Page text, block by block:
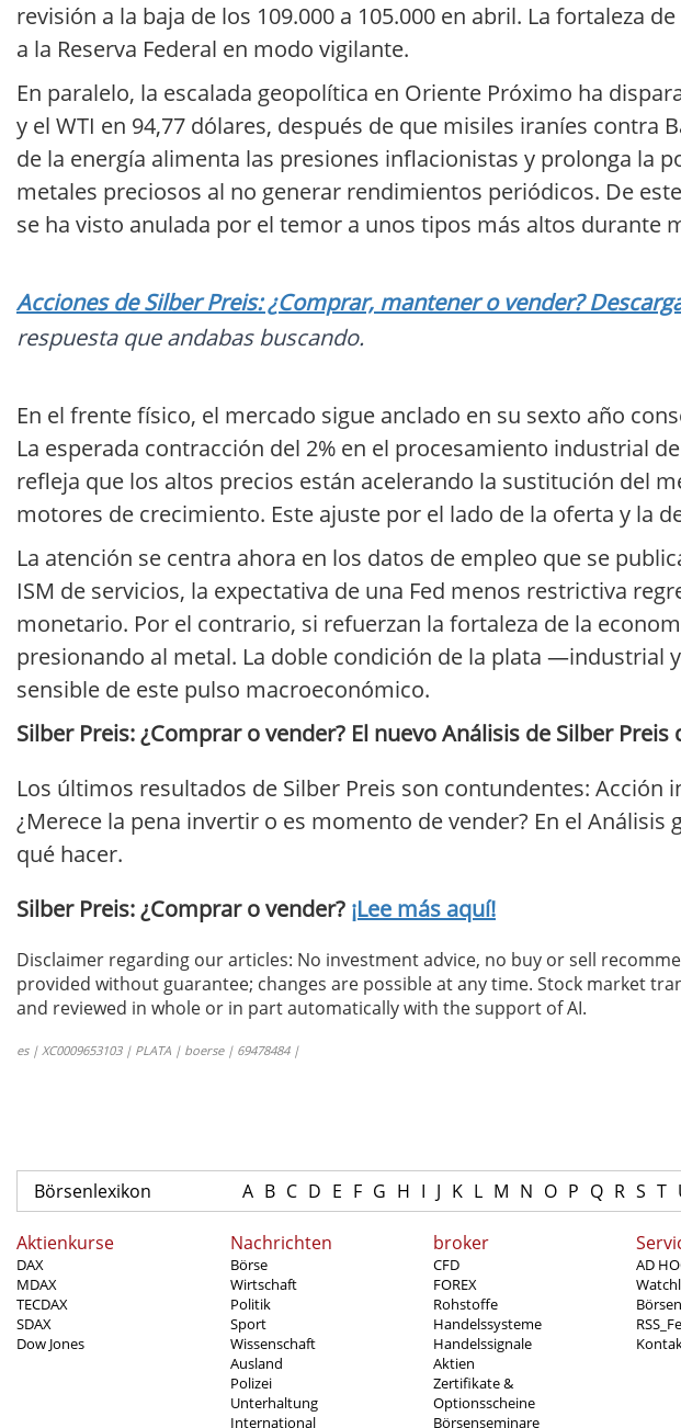
revisión a la baja de los 109.000 a 105.000 en abril. La fortaleza
a la Reserva Federal en modo vigilante.
En paralelo, la escalada geopolítica en Oriente Próximo ha
y el WTI en 94,77 dólares, después de que misiles iraníes
de la energía alimenta las presiones inflacionistas y prolonga la
metales preciosos al no generar rendimientos periódicos. De
se ha visto anulada por el temor a unos tipos más altos durante
Acciones de Silber Preis: ¿Comprar, mantener o vender?
respuesta que andabas buscando.
En el frente físico, el mercado sigue anclado en su sexto año
La esperada contracción del 2% en el procesamiento industrial
refleja que los altos precios están acelerando la sustitución del
motores de crecimiento. Este ajuste por el lado de la oferta y la
La atención se centra ahora en los datos de empleo que se
ISM de servicios, la expectativa de una Fed menos restrictiva
monetario. Por el contrario, si refuerzan la fortaleza de la
presionando al metal. La doble condición de la plata
sensible de este pulso macroeconómico.
Silber Preis: ¿Comprar o vender? El nuevo Análisis de Silber
Los últimos resultados de Silber Preis son contundentes:
¿Merece la pena invertir o es momento de vender? En el
qué hacer.
Silber Preis: ¿Comprar o vender? ¡Lee más aquí!
Disclaimer regarding our articles: No investment advice, no buy or sell
provided without guarantee; changes are possible at any time. Stock market
and reviewed in whole or in part automatically with the support of AI.
es | XC0009653103 | PLATA | boerse | 69478484 |
Börsenlexikon A B C D E F G H I J K L M N O P Q R S T
Aktienkurse
DAX
MDAX
TECDAX
SDAX
Dow Jones
Nachrichten
Börse
Wirtschaft
Politik
Sport
Wissenschaft
Ausland
Polizei
Unterhaltung
International
broker
CFD
FOREX
Rohstoffe
Handelssysteme
Handelssignale
Aktien
Zertifikate &
Optionsscheine
Börsenseminare
AD